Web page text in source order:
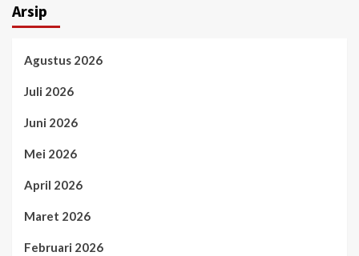
Arsip
Agustus 2026
Juli 2026
Juni 2026
Mei 2026
April 2026
Maret 2026
Februari 2026